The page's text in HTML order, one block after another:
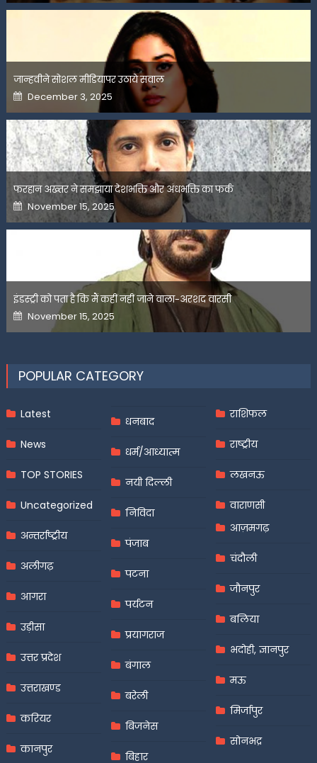
जान्हवीने सोशल मीडियापर उठाये सवाल
Posted
on
December 3, 2025
फरहान अख्तर ने समझाया देशभक्ति और अंधभक्ति का फर्क
Posted
on
November 15, 2025
इंडस्ट्री को पता है कि मैं कहीं नहीं जाने वाला-अरशद वारसी
Posted
on
November 15, 2025
POPULAR CATEGORY
Latest
News
TOP STORIES
Uncategorized
अन्तर्राष्ट्रीय
अलीगढ़
आगरा
उड़ीसा
उत्तर प्रदेश
उत्तराखण्ड
करियर
कानपुर
धनबाद
धर्म/आध्यात्म
नयी दिल्ली
निविदा
पंजाब
पटना
पर्यटन
प्रयागराज
बंगाल
बरेली
बिजनेस
बिहार
राशिफल
राष्ट्रीय
लखनऊ
वाराणसी
आज़मगढ़
चंदौली
जौनपुर
बलिया
भदोही, ज्ञानपुर
मऊ
मिर्जापुर
सोनभद्र